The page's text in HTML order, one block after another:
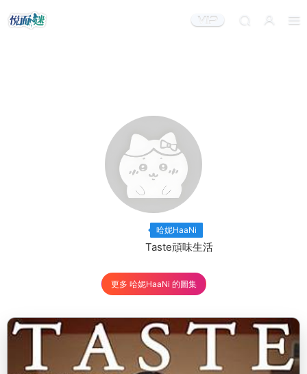
哈妮HaaNi
Taste頑味生活
更多 哈妮HaaNi 的圖集